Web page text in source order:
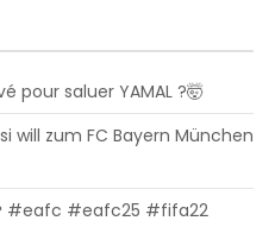
pour saluer YAMAL ?🤯
will zum FC Bayern München
#eafc #eafc25 #fifa22